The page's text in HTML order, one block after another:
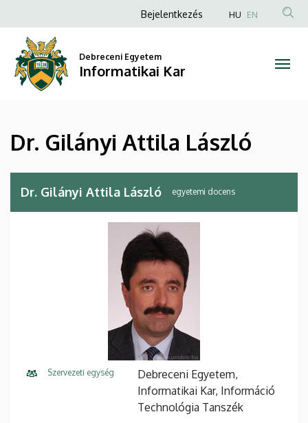
Gilányi
Attila
László
Informatikai
Kar
a
tartalomra
Anonim
fiók
menüje
Bejelentkezés HU EN
Debreceni Egyetem
Informatikai Kar
Dr. Gilányi Attila László
Dr. Gilányi Attila László egyetemi docens
Szervezeti egység
Debreceni Egyetem,
Informatikai Kar, Információ
Technológia Tanszék